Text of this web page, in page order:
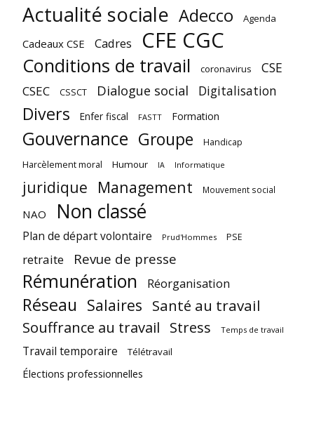
Actualité sociale Adecco Agenda
Cadeaux CSE Cadres CFE CGC
Conditions de travail coronavirus CSE
CSEC CSSCT Dialogue social Digitalisation
Divers Enfer fiscal FASTT Formation
Gouvernance Groupe Handicap
Harcèlement moral Humour IA Informatique
juridique Management Mouvement social
NAO Non classé
Plan de départ volontaire Prud'Hommes PSE
retraite Revue de presse
Rémunération Réorganisation
Réseau Salaires Santé au travail
Souffrance au travail Stress Temps de travail
Travail temporaire Télétravail
Élections professionnelles